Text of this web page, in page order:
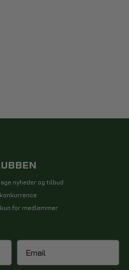
nyheder og tilbud
for medlemmer